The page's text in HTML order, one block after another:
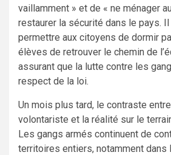
vaillamment » et de « ne ménager
restaurer la sécurité dans le pays. Il
permettre aux citoyens de dormir
élèves de retrouver le chemin de
assurant que la lutte contre les
respect de la loi.
Un mois plus tard, le contraste
volontariste et la réalité sur le
Les gangs armés continuent de
territoires entiers, notamment dans